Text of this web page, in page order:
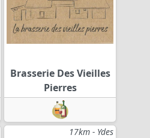
Brasserie Des Vieilles
Pierres
17km - Ydes